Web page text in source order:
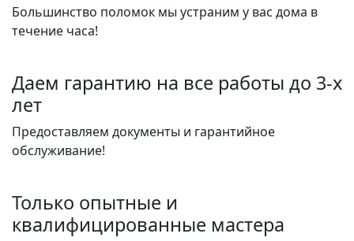
Большинство поломок мы устраним у вас дома в
течение часа!
Даем гарантию на все работы до 3-х
лет
Предоставляем документы и гарантийное
обслуживание!
Только опытные и
квалифицированные мастера